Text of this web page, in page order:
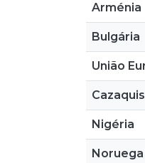
Arménia
Bulgária
União
Nigéria
Noruega